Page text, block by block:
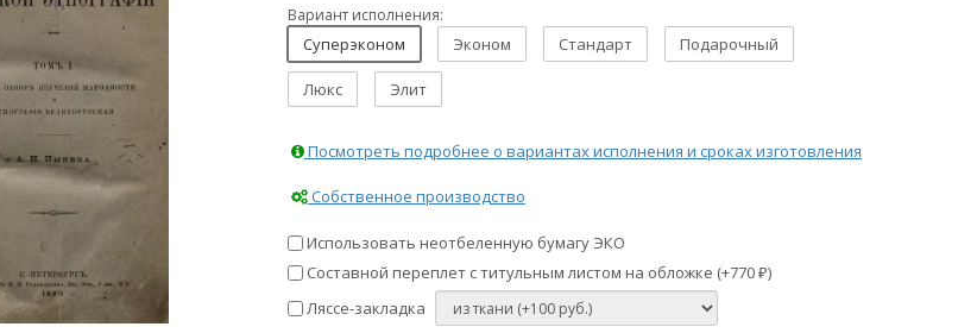
Вариант исполнения:
Суперэконом Эконом Стандарт Подарочный
Люкс Элит
Посмотреть подробнее о вариантах исполнения и сроках изготовления
Собственное производство
Использовать неотбеленную бумагу ЭКО
Составной переплет с титульным листом на обложке (+770 ₽)
Ляссе-закладка